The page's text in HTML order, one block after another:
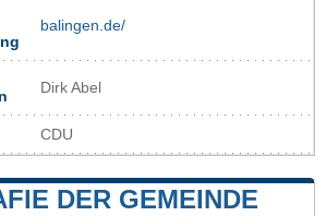
balingen.de/
Dirk Abel
CDU
DER GEMEINDE